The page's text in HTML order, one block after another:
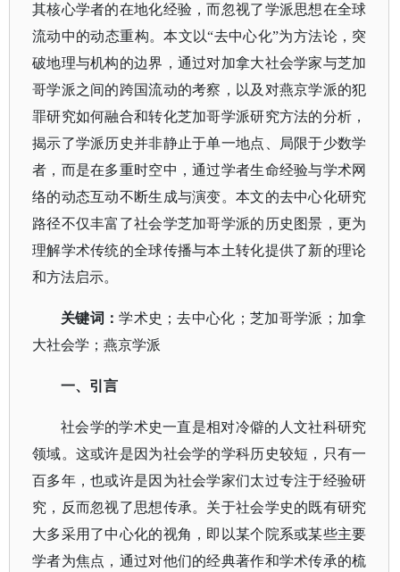
其核心学者的在地化经验，而忽视了学派思想在全球
流动中的动态重构。本文以“去中心化”为方法论，突
破地理与机构的边界，通过对加拿大社会学家与芝加
哥学派之间的跨国流动的考察，以及对燕京学派的犯
罪研究如何融合和转化芝加哥学派研究方法的分析，
揭示了学派历史并非静止于单一地点、局限于少数学
者，而是在多重时空中，通过学者生命经验与学术网
络的动态互动不断生成与演变。本文的去中心化研究
路径不仅丰富了社会学芝加哥学派的历史图景，更为
理解学术传统的全球传播与本土转化提供了新的理论
和方法启示。
关键词：学术史；去中心化；芝加哥学派；加拿
大社会学；燕京学派
一、引言
社会学的学术史一直是相对冷僻的人文社科研究
领域。这或许是因为社会学的学科历史较短，只有一
百多年，也或许是因为社会学家们太过专注于经验研
究，反而忽视了思想传承。关于社会学史的既有研究
大多采用了中心化的视角，即以某个院系或某些主要
学者为焦点，通过对他们的经典著作和学术传承的梳